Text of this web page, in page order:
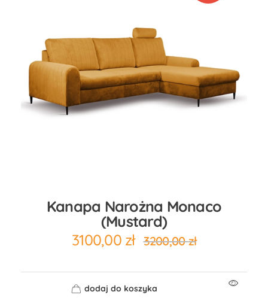
Kanapa Narożna Monaco
(mustard)
3100,00 zł 3200,00zł
dodaj do koszyka